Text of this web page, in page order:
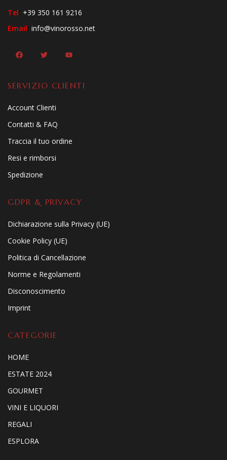
Tel: +39 350 161 9216
Email: info@vinorosso.net
SERVIZIO CLIENTI
Account Clienti
Contatti & FAQ
Traccia il tuo ordine
Resi e rimborsi
Spedizione
GDPR & PRIVACY
Dichiarazione sulla Privacy (UE)
Cookie Policy (UE)
Politica di Cancellazione
Norme e Regolamenti
Disconoscimento
Imprint
CATEGORIE
HOME
ESTATE 2024
GOURMET
VINI E LIQUORI
REGALI
ESPLORA